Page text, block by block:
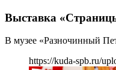
Выставка
В музее «Разночинный
https://kuda-spb.ru/